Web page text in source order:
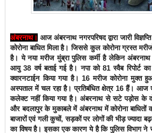
अंबरनाथ। आज अंबरनाथ नगरपरिषद द्वारा जारी
कोरोना बाधित मिला है। जिससे कुल कोरोना ग्रस्त
है। ये नया मरीज मुंब्रा पुलिस कर्मी है लेकिन अंबरनाथ
आयु 38 वर्ष बताई गई है। नपा को 81 स्वैब रिपोर्ट
क्वारनटाईन किया गया है। 16 मरीज कोरोना मुक्त
अस्पताल में चल रहा है। प्रतिबंधित क्षेत्र 16 हैं। आज
कलेक्ट नहीं किया गया है।अंबरनाथ से सटे पड़ोस के
और बदलापुर के मुकाबले में अंबरनाथ में कोरोना
बाजारों एवं गली कुचों, सड़कों पर लोगों की भीड़ ज्यादा
का विषय है। इसका एक कारण ये है कि पुलिस विभाग ने